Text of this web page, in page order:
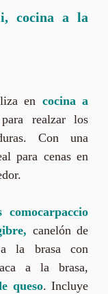
cocina a la
en cocina a
realzar los
Con una
para cenas en
comocarpaccio
canelón de
la brasa con
a la brasa,
queso. Incluye